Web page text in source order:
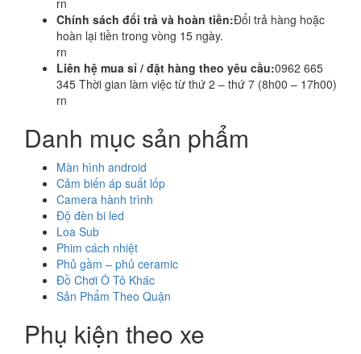
rn
Chính sách đổi trả và hoàn tiền:Đổi trả hàng hoặc
hoàn lại tiền trong vòng 15 ngày.
rn
Liên hệ mua sỉ / đặt hàng theo yêu cầu:0962 665
345 Thời gian làm việc từ thứ 2 – thứ 7 (8h00 – 17h00)
rn
Danh mục sản phẩm
Màn hình android
Cảm biến áp suất lốp
Camera hành trình
Độ đèn bi led
Loa Sub
Phim cách nhiệt
Phủ gầm – phủ ceramic
Đồ Chơi Ô Tô Khác
Sản Phẩm Theo Quận
Phụ kiện theo xe